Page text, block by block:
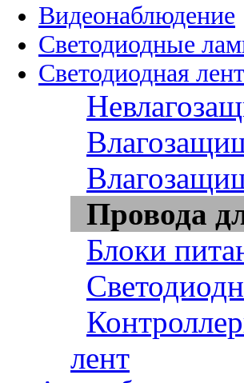
Видеонаблюдение
Светодиодные
Светодиодная
Провода
Блоки
лент